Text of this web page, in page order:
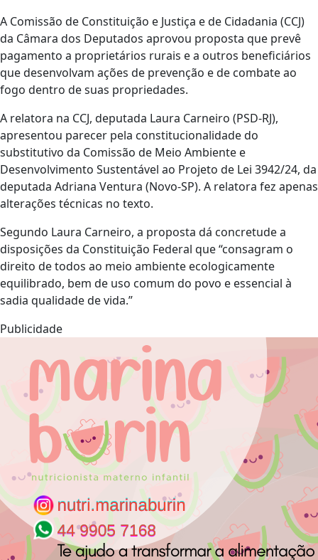
A Comissão de Constituição e Justiça e de Cidadania (CCJ)
da Câmara dos Deputados aprovou proposta que prevê
pagamento a proprietários rurais e a outros beneficiários
que desenvolvam ações de prevenção e de combate ao
fogo dentro de suas propriedades.
A relatora na CCJ, deputada Laura Carneiro (PSD-RJ),
apresentou parecer pela constitucionalidade do
substitutivo da Comissão de Meio Ambiente e
Desenvolvimento Sustentável ao Projeto de Lei 3942/24, da
deputada Adriana Ventura (Novo-SP). A relatora fez apenas
alterações técnicas no texto.
Segundo Laura Carneiro, a proposta dá concretude a
disposições da Constituição Federal que “consagram o
direito de todos ao meio ambiente ecologicamente
equilibrado, bem de uso comum do povo e essencial à
sadia qualidade de vida.”
Publicidade